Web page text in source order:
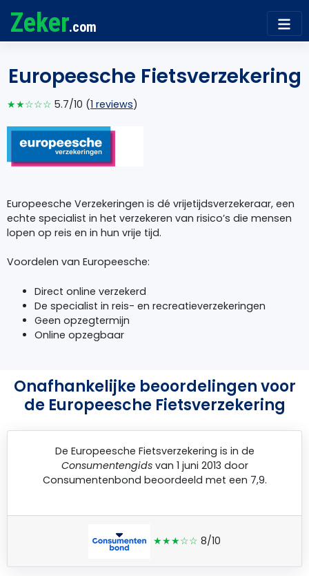
Zeker.com
Europeesche Fietsverzekering
★★☆☆☆ 5.7/10 (1 reviews)
Europeesche Verzekeringen is dé vrijetijdsverzekeraar, een
echte specialist in het verzekeren van risico’s die mensen
lopen op reis en in hun vrije tijd.
Voordelen van Europeesche:
Direct online verzekerd
De specialist in reis- en recreatieverzekeringen
Geen opzegtermijn
Online opzegbaar
Onafhankelijke beoordelingen voor
de Europeesche Fietsverzekering
De Europeesche Fietsverzekering is in de
Consumentengidsvan 1 juni 2013 door
Consumentenbond beoordeeld met een 7,9.
★★★☆☆ 8/10